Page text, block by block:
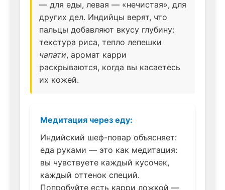
— для еды, левая — «нечистая», для
других дел. Индийцы верят, что
пальцы добавляют вкусу глубину:
текстура риса, тепло лепешки
чапати, аромат карри
раскрываются, когда вы касаетесь
их кожей.
Медитация через еду:
Индийский шеф-повар объясняет:
еда руками — это как медитация:
вы чувствуете каждый кусочек,
каждый оттенок специй.
Попробуйте есть карри ложкой —